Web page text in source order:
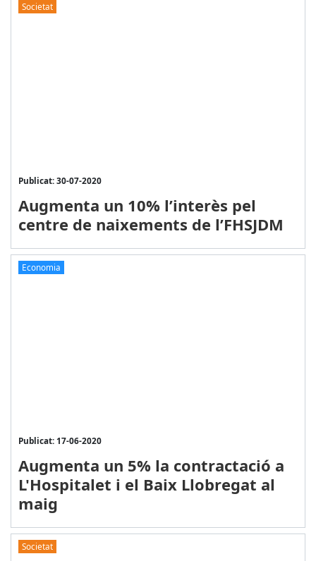
Societat
Publicat: 30-07-2020
Augmenta un 10% l’interès pel
centre de naixements de l’FHSJDM
Economia
Publicat: 17-06-2020
Augmenta un 5% la contractació a
L'Hospitalet i el Baix Llobregat al
maig
Societat